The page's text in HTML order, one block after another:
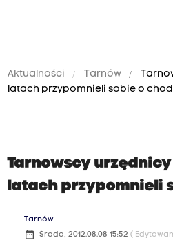
Aktualności Tarnów
latach przypomnieli sobie o
Tarnowscy
latach przypomnieli
Tarnów
date_range Środa, 2012.08.08 15:52 (